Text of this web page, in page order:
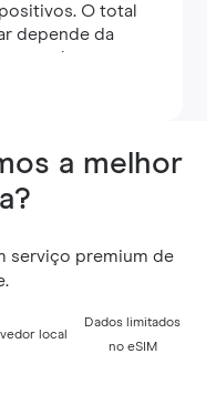
O total
depende da
um
a melhor
serviço premium de
local
Dados limitados
no eSIM